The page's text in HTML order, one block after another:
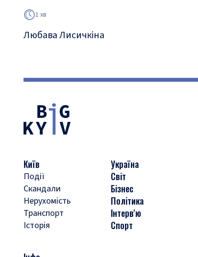
1 хв
Любава Лисичкіна
Київ
Події
Скандали
Нерухомість
Транспорт
Історія
Україна
Світ
Бізнес
Політика
Інтерв'ю
Спорт